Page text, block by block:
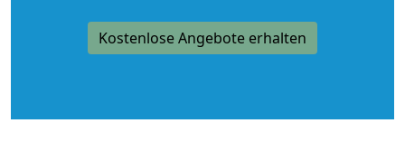
Kostenlose Angebote erhalten